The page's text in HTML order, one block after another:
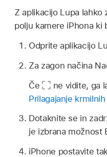
Z aplikacijo Lupa lahko
polju kamere iPhona ki
Odprite aplikacijo
Za zagon načina
Če
ne vidite, ga
Prilagajanje
Dotaknite se in
je izbrana možnost
iPhone postavite